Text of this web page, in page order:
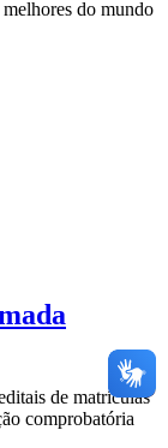
do mundo
de matrículas
comprobatória